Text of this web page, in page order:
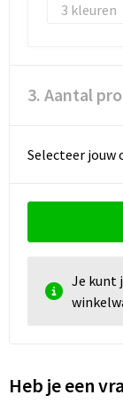
3
3. Aantal
Selecteer jouw
Je kunt
Heb je een